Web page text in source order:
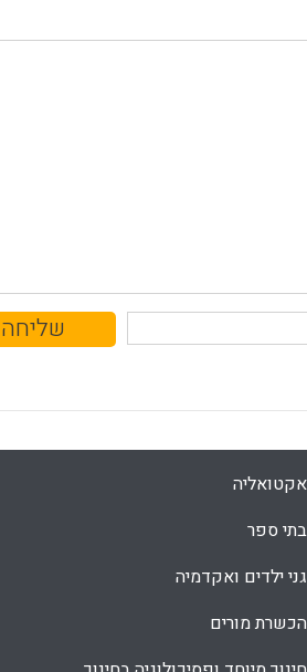
אקטואליה
בתי ספר
גני ילדים ואקדמיה
הכשרת מורים